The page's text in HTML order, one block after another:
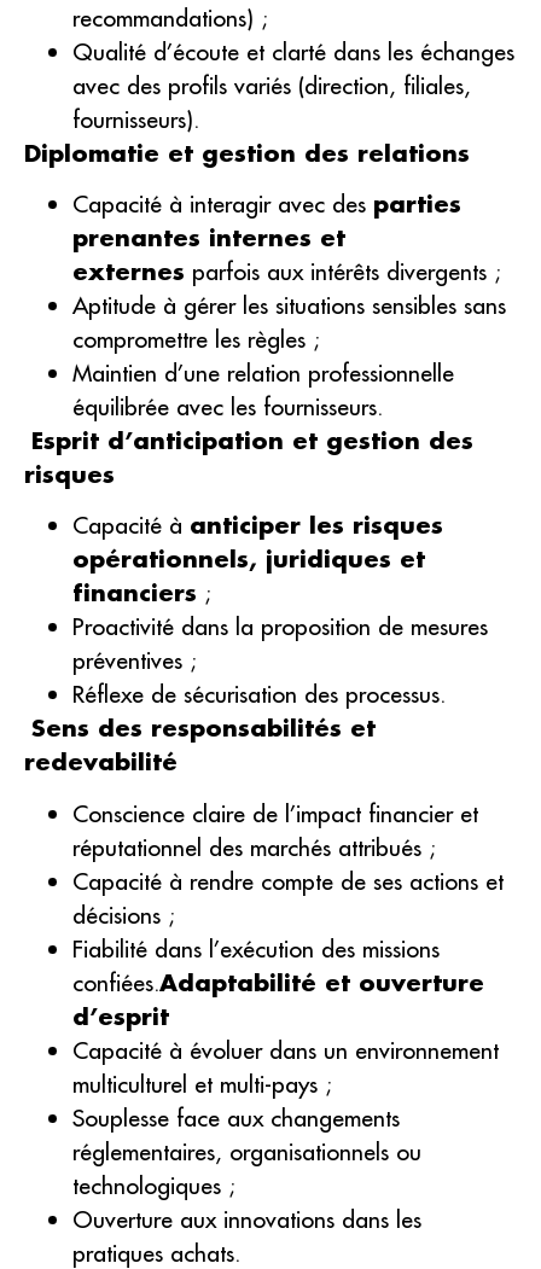
recommandations) ;
Qualité d’écoute et clarté dans les échanges
avec des profils variés (direction, filiales,
fournisseurs).
Diplomatie et gestion des relations
Capacité à interagir avec des parties
prenantes internes et
externes parfois aux intérêts divergents ;
Aptitude à gérer les situations sensibles sans
compromettre les règles ;
Maintien d’une relation professionnelle
équilibrée avec les fournisseurs.
Esprit d’anticipation et gestion des
risques
Capacité à anticiper les risques
opérationnels, juridiques et
financiers ;
Proactivité dans la proposition de mesures
préventives ;
Réflexe de sécurisation des processus.
Sens des responsabilités et
redevabilité
Conscience claire de l’impact financier et
réputationnel des marchés attribués ;
Capacité à rendre compte de ses actions et
décisions ;
Fiabilité dans l’exécution des missions
confiées.Adaptabilité et ouverture
d’esprit
Capacité à évoluer dans un environnement
multiculturel et multi-pays ;
Souplesse face aux changements
réglementaires, organisationnels ou
technologiques ;
Ouverture aux innovations dans les
pratiques achats.